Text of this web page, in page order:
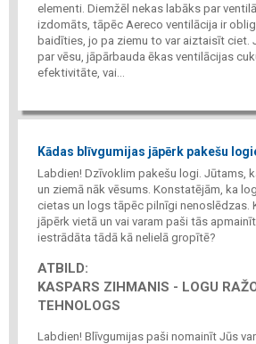
elementi. Diemžēl nekas labāks par
izdomāts, tāpēc Aereco ventilācija ir
baidīties, jo pa ziemu to var aiztaisīt ciet.
par vēsu, jāpārbauda ēkas ventilācijas
efektivitāte, vai...
Kādas blīvgumijas jāpērk pakešu
Labdien! Dzīvoklim pakešu logi. Jūtams,
un ziemā nāk vēsums. Konstatējām, ka
cietas un logs tāpēc pilnīgi nenoslēdzas.
jāpērk vietā un vai varam paši tās
iestrādāta tādā kā nelielā gropītē?
ATBILD:
KASPARS ZIHMANIS - LOGU
TEHNOLOGS
Labdien! Blīvgumijas paši nomainīt Jūs